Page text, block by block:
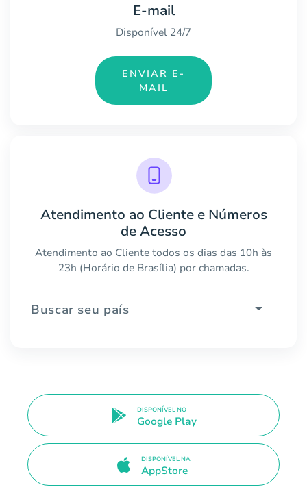
E-mail
Disponível 24/7
ENVIAR E-
MAIL
Atendimento ao Cliente e Números
de Acesso
Atendimento ao Cliente todos os dias das 10h às
23h (Horário de Brasília) por chamadas.
Buscar seu país
DISPONÍVEL NO
Google Play
DISPONÍVEL NA
AppStore